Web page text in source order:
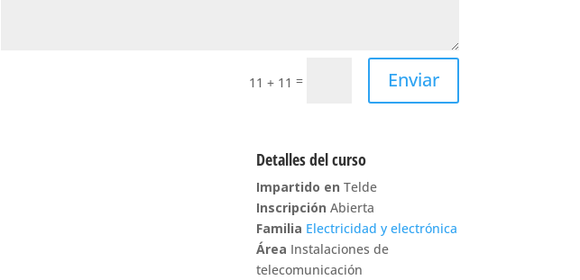
11 + 11 = Enviar
Detalles del curso
Impartido enTelde
InscripciónAbierta
Familia Electricidad y electrónica
Área Instalaciones de
telecomunicación